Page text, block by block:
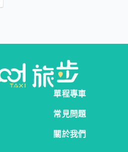
單程專車
常見問題
關於我們